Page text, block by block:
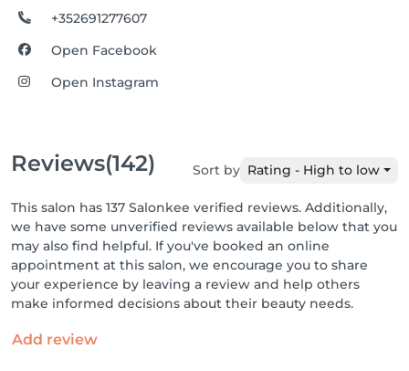
+352691277607
Open Facebook
Open Instagram
Reviews(142) Sort by Rating - High to low
This salon has 137 Salonkee verified reviews. Additionally,
we have some unverified reviews available below that you
may also find helpful. If you've booked an online
appointment at this salon, we encourage you to share
your experience by leaving a review and help others
make informed decisions about their beauty needs.
Add review